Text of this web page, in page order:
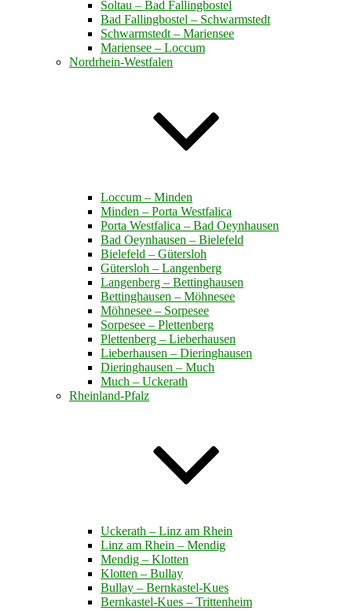
Soltau – Bad Fallingbostel
Bad Fallingbostel – Schwarmstedt
Schwarmstedt – Mariensee
Mariensee – Loccum
Nordrhein-Westfalen
Loccum – Minden
Minden – Porta Westfalica
Porta Westfalica – Bad Oeynhausen
Bad Oeynhausen – Bielefeld
Bielefeld – Gütersloh
Gütersloh – Langenberg
Langenberg – Bettinghausen
Bettinghausen – Möhnesee
Möhnesee – Sorpesee
Sorpesee – Plettenberg
Plettenberg – Lieberhausen
Lieberhausen – Dieringhausen
Dieringhausen – Much
Much – Uckerath
Rheinland-Pfalz
Uckerath – Linz am Rhein
Linz am Rhein – Mendig
Mendig – Klotten
Klotten – Bullay
Bullay – Bernkastel-Kues
Bernkastel-Kues – Trittenheim